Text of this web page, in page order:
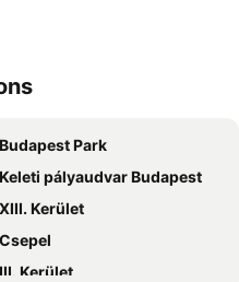
Budapest Park
Keleti pályaudvar Budapest
XIII. Kerület
Csepel
III. Kerület